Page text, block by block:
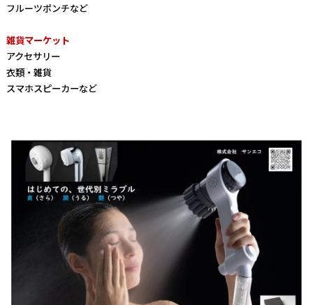
フルーツポンチなど
雑貨マーケット
アクセサリー
衣類・雑貨
スマホスピーカーなど